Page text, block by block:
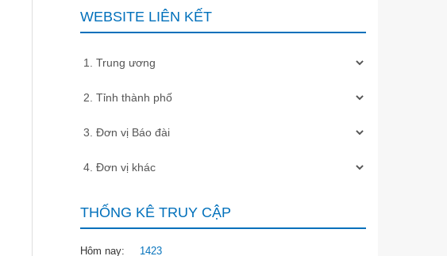
WEBSITE LIÊN KẾT
THỐNG KÊ TRUY CẬP
Hôm nay: 1423